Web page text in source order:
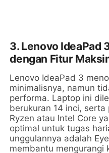
3. Lenovo IdeaPad
dengan Fitur
Lenovo IdeaPad 3
minimalisnya, namun
performa. Laptop ini
berukuran 14 inci, serta
Ryzen atau Intel Core
optimal untuk tugas
unggulannya adalah
membantu mengurangi